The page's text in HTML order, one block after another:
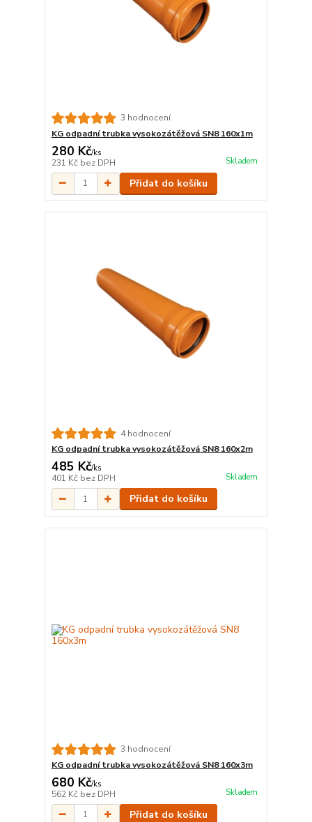
3 hodnocení
KG odpadní trubka vysokozátěžová SN8 160x1m
280 Kč/ks
231 Kč bez DPH Skladem
Přidat do košíku
4 hodnocení
KG odpadní trubka vysokozátěžová SN8 160x2m
485 Kč/ks
401 Kč bez DPH Skladem
Přidat do košíku
3 hodnocení
KG odpadní trubka vysokozátěžová SN8 160x3m
680 Kč/ks
562 Kč bez DPH Skladem
Přidat do košíku